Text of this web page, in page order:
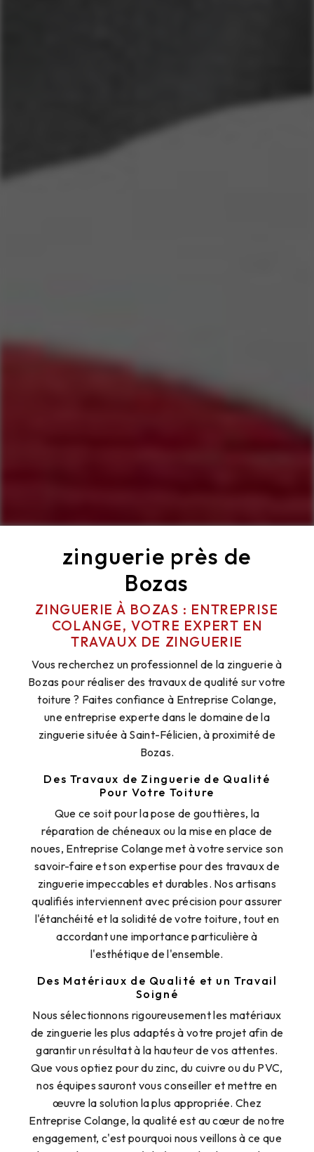
zinguerie près de
Bozas
ZINGUERIE À BOZAS : ENTREPRISE
COLANGE, VOTRE EXPERT EN
TRAVAUX DE ZINGUERIE
Vous recherchez un professionnel de la zinguerie à
Bozas pour réaliser des travaux de qualité sur votre
toiture ? Faites confiance à Entreprise Colange,
une entreprise experte dans le domaine de la
zinguerie située à Saint-Félicien, à proximité de
Bozas.
Des Travaux de Zinguerie de Qualité
Pour Votre Toiture
Que ce soit pour la pose de gouttières, la
réparation de chéneaux ou la mise en place de
noues, Entreprise Colange met à votre service son
savoir-faire et son expertise pour des travaux de
zinguerie impeccables et durables. Nos artisans
qualifiés interviennent avec précision pour assurer
l'étanchéité et la solidité de votre toiture, tout en
accordant une importance particulière à
l'esthétique de l'ensemble.
Des Matériaux de Qualité et un Travail
Soigné
Nous sélectionnons rigoureusement les matériaux
de zinguerie les plus adaptés à votre projet afin de
garantir un résultat à la hauteur de vos attentes.
Que vous optiez pour du zinc, du cuivre ou du PVC,
nos équipes sauront vous conseiller et mettre en
œuvre la solution la plus appropriée. Chez
Entreprise Colange, la qualité est au cœur de notre
engagement, c'est pourquoi nous veillons à ce que